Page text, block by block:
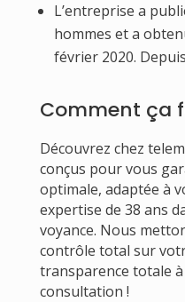
L’entreprise a
hommes et a
février 2020.
Comment ça
Découvrez chez
conçus pour vous
optimale, adaptée à
expertise de 38 ans
voyance. Nous
contrôle total sur
transparence totale
consultation !